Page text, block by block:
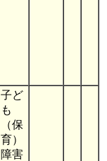
子ど
も
（保
育）
障害